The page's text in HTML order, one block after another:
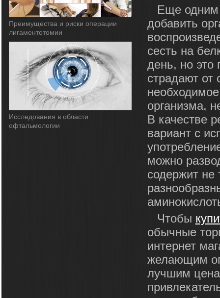
Преимущества и риски операции
лигаментотомии
Исследования в области
офтальмологии
Еще одним
добавить
сесть на
день, но это
страдают от
организма,
В качестве
вариант с
можно
содержит не
Чтобы
обычные
интернет
желающим
лучшим